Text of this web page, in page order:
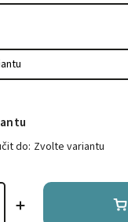
do: Zvolte variantu